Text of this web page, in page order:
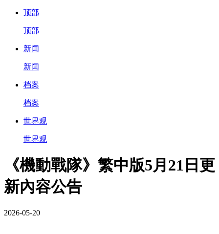
顶部
顶部
新闻
新闻
档案
档案
世界观
世界观
《機動戰隊》繁中版5月21日更
新內容公告
2026-05-20